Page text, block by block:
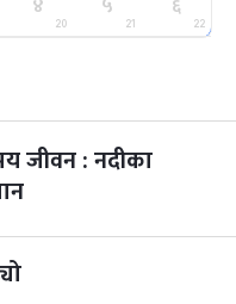
७ महिना बाँकी
20 21 22
जीवन : नदीका